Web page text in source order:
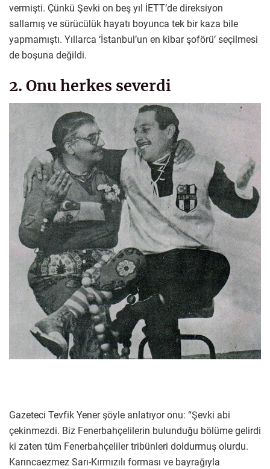
vermişti. Çünkü Şevki on beş yıl İETT’de direksiyon
sallamış ve sürücülük hayatı boyunca tek bir kaza bile
yapmamıştı. Yıllarca ‘İstanbul’un en kibar şoförü’ seçilmesi
de boşuna değildi.
2. Onu herkes severdi
Gazeteci Tevfik Yener şöyle anlatıyor onu: “Şevki abi
çekinmezdi. Biz Fenerbahçelilerin bulunduğu bölüme gelirdi
ki zaten tüm Fenerbahçeliler tribünleri doldurmuş olurdu.
Karıncaezmez Sarı-Kırmızılı forması ve bayrağıyla